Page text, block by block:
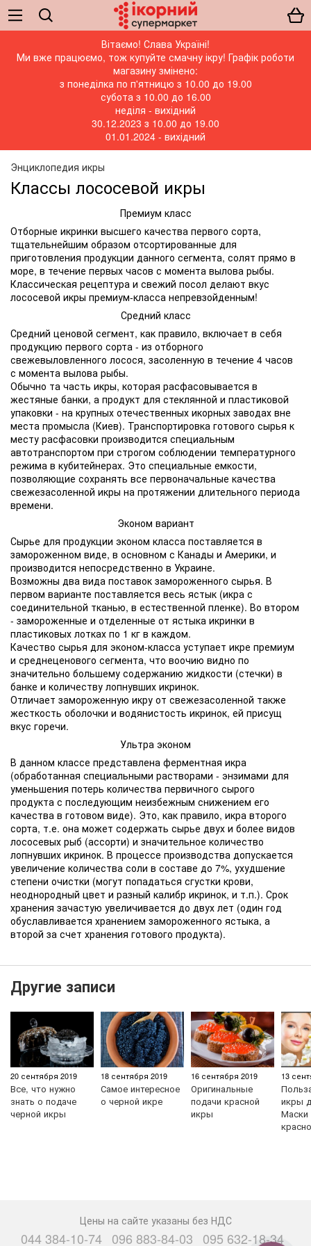
Вітаємо! Слава Україні!
Ми вже працюємо, тож купуйте смачну ікру! Графік роботи
магазину змінено:
з понеділка по п'ятницю з 10.00 до 19.00
субота з 10.00 до 16.00
неділя - вихідний
30.12.2023 з 10.00 до 19.00
01.01.2024 - вихідний
Энциклопедия икры
Классы лососевой икры
Премиум класс
Отборные икринки высшего качества первого сорта,
тщательнейшим образом отсортированные для
приготовления продукции данного сегмента, солят прямо в
море, в течение первых часов с момента вылова рыбы.
Классическая рецептура и свежий посол делают вкус
лососевой икры премиум-класса непревзойденным!
Средний класс
Средний ценовой сегмент, как правило, включает в себя
продукцию первого сорта - из отборного
свежевыловленного лосося, засоленную в течение 4 часов
с момента вылова рыбы.
Обычно та часть икры, которая расфасовывается в
жестяные банки, а продукт для стеклянной и пластиковой
упаковки - на крупных отечественных икорных заводах вне
места промысла (Киев). Транспортировка готового сырья к
месту расфасовки производится специальным
автотранспортом при строгом соблюдении температурного
режима в кубитейнерах. Это специальные емкости,
позволяющие сохранять все первоначальные качества
свежезасоленной икры на протяжении длительного периода
времени.
Эконом вариант
Сырье для продукции эконом класса поставляется в
замороженном виде, в основном с Канады и Америки, и
производится непосредственно в Украине.
Возможны два вида поставок замороженного сырья. В
первом варианте поставляется весь ястык (икра с
соединительной тканью, в естественной пленке). Во втором
- замороженные и отделенные от ястыка икринки в
пластиковых лотках по 1 кг в каждом.
Качество сырья для эконом-класса уступает икре премиум
и среднеценового сегмента, что воочию видно по
значительно большему содержанию жидкости (стечки) в
банке и количеству лопнувших икринок.
Отличает замороженную икру от свежезасоленной также
жесткость оболочки и водянистость икринок, ей присущ
вкус горечи.
Ультра эконом
В данном классе представлена ферментная икра
(обработанная специальными растворами - энзимами для
уменьшения потерь количества первичного сырого
продукта с последующим неизбежным снижением его
качества в готовом виде). Это, как правило, икра второго
сорта, т.е. она может содержать сырье двух и более видов
лососевых рыб (ассорти) и значительное количество
лопнувших икринок. В процессе производства допускается
увеличение количества соли в составе до 7%, ухудшение
степени очистки (могут попадаться сгустки крови,
неоднородный цвет и разный калибр икринок, и т.п.). Срок
хранения зачастую увеличивается до двух лет (один год
обуславливается хранением замороженного ястыка, а
второй за счет хранения готового продукта).
Другие записи
20 сентября 2019
Все, что нужно
знать о подаче
черной икры
18 сентября 2019
Самое интересное
о черной икре
16 сентября 2019
Оригинальные
подачи красной
икры
13
икры
Маски
Цены на сайте указаны без НДС
044 384-10-74 096 883-84-03 095 632-18-34